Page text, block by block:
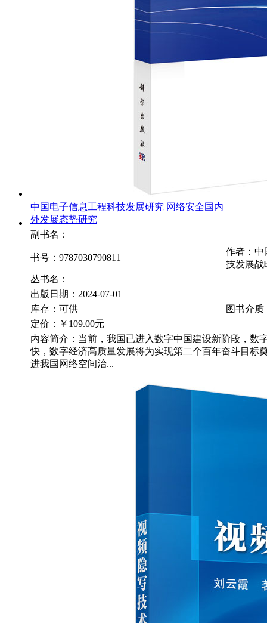
中国电子信息工程科技发展研究 网络安全国内
外发展态势研究
副书名：
书号：9787030790811
作者：中
技发展战
丛书名：
出版日期：2024-07-01
库存：可供
图书介质
定价：
￥109.00元
内容简介：当前，我国已进入数字中国建设新阶段，数
快，数字经济高质量发展将为实现第二个百年奋斗目标
进我国网络空间治...